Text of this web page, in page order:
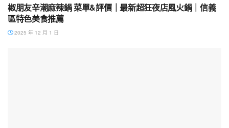
椒朋友辛潮麻辣鍋 菜單&評價｜最新超狂夜店風火鍋｜信義
區特色美食推薦
2025 年 12 月 1 日